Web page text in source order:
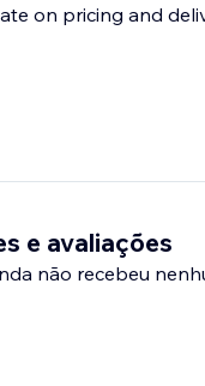
e avaliações
não recebeu